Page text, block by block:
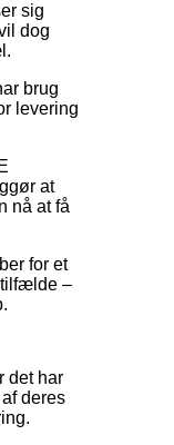
sig
dog
brug
levering
at
nå at få
for et
tilfælde –
det har
deres